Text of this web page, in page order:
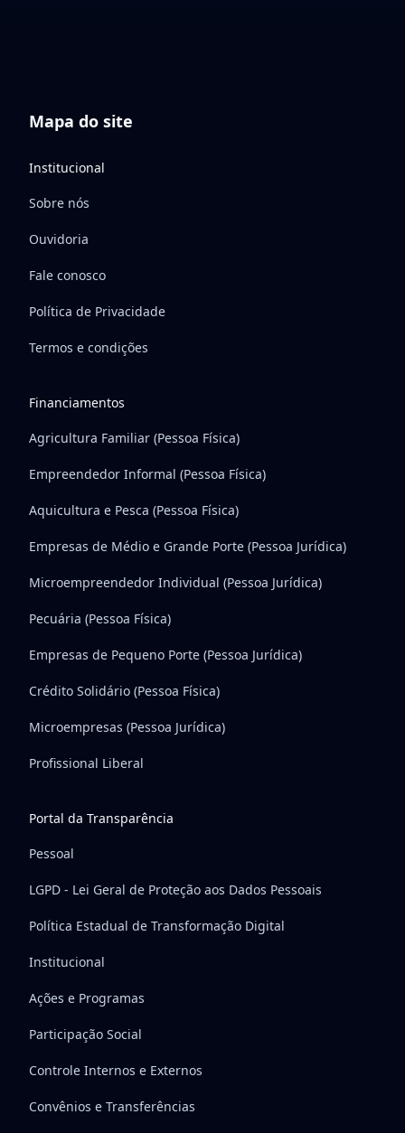
Mapa do site
Institucional
Sobre nós
Ouvidoria
Fale conosco
Política de Privacidade
Termos e condições
Financiamentos
Agricultura Familiar (Pessoa Física)
Empreendedor Informal (Pessoa Física)
Aquicultura e Pesca (Pessoa Física)
Empresas de Médio e Grande Porte (Pessoa Jurídica)
Microempreendedor Individual (Pessoa Jurídica)
Pecuária (Pessoa Física)
Empresas de Pequeno Porte (Pessoa Jurídica)
Crédito Solidário (Pessoa Física)
Microempresas (Pessoa Jurídica)
Profissional Liberal
Portal da Transparência
Pessoal
LGPD - Lei Geral de Proteção aos Dados Pessoais
Política Estadual de Transformação Digital
Institucional
Ações e Programas
Participação Social
Controle Internos e Externos
Convênios e Transferências